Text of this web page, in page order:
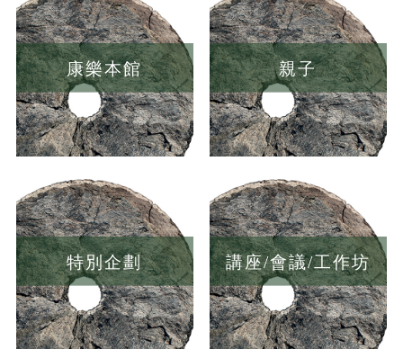
康樂本館 親子
特別企劃 講座/會議/工作坊